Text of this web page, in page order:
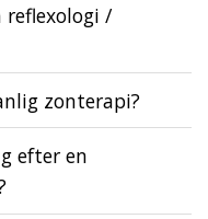
reflexologi /
zonterapi?
efter en